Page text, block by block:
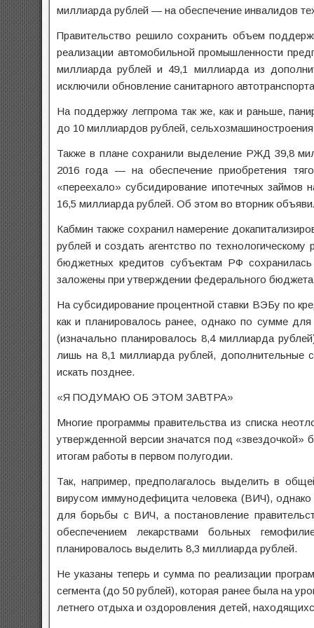
миллиарда рублей — на обеспечение инвалидов
Правительство решило сохранить объем
реализации автомобильной промышленности
миллиарда рублей и 49,1 миллиарда из
исключили обновление санитарного
На поддержку легпрома так же, как и раньше,
до 10 миллиардов рублей,
Также в плане сохранили выделение РЖД 39,8
2016 года — на обеспечение приобретения
«переехало» субсидирование ипотечных займов
16,5 миллиарда рублей. Об этом во вторник
Кабмин также сохранил намерение
рублей и создать агентство по
бюджетных кредитов субъектам РФ
заложены при утверждении федерального бюджета
На субсидирование процентной ставки ВЭБу по
как и планировалось ранее, однако по сумме
(изначально планировалось 8,4 миллиарда
лишь на 8,1 миллиарда рублей, дополнительные
искать позднее.
«Я ПОДУМАЮ ОБ ЭТОМ ЗАВТРА»
Многие программы правительства из списка
утвержденной версии значатся под
итогам работы в первом полугодии.
Так, например, предполагалось выделить в
вирусом иммунодефицита человека (ВИЧ),
для борьбы с ВИЧ, а постановление
обеспечением лекарствами больных
планировалось выделить 8,3 миллиарда рублей.
Не указаны теперь и сумма по реализации
сегмента (до 50 рублей), которая ранее была на
летнего отдыха и оздоровления детей,